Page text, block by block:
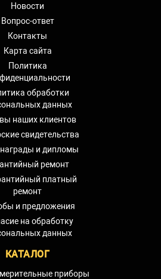
Новости
Вопрос-ответ
Контакты
Карта сайта
Политика
обработки
данных
наших клиентов
свидетельства
и дипломы
ремонт
платный
ремонт
и предложения
на обработку
данных
КАТАЛОГ
приборы